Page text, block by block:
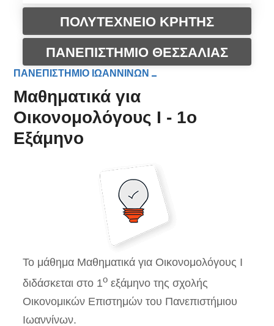
ΠΟΛΥΤΕΧΝΕΙΟ ΚΡΗΤΗΣ
ΠΑΝΕΠΙΣΤΗΜΙΟ ΘΕΣΣΑΛΙΑΣ
ΠΑΝΕΠΙΣΤΗΜΙΟ ΙΩΑΝΝΙΝΩΝ
Μαθηματικά για
Οικονομολόγους I - 1ο
Εξάμηνο
Το μάθημα Μαθηματικά για Οικονομολόγους I
διδάσκεται στο 1ο εξάμηνο της σχολής
Οικονομικών Επιστημών του Πανεπιστήμιου
Ιωαννίνων.